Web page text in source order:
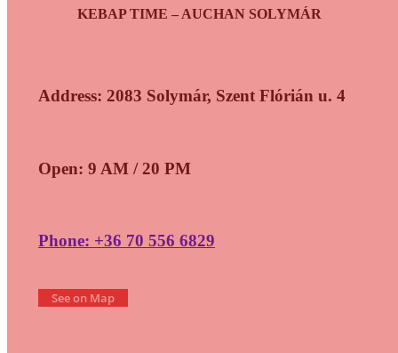
KEBAP TIME – AUCHAN SOLYMÁR
Address: 2083 Solymár, Szent Flórián u. 4
Open: 9 AM / 20 PM
Phone: +36 70 556 6829
See on Map